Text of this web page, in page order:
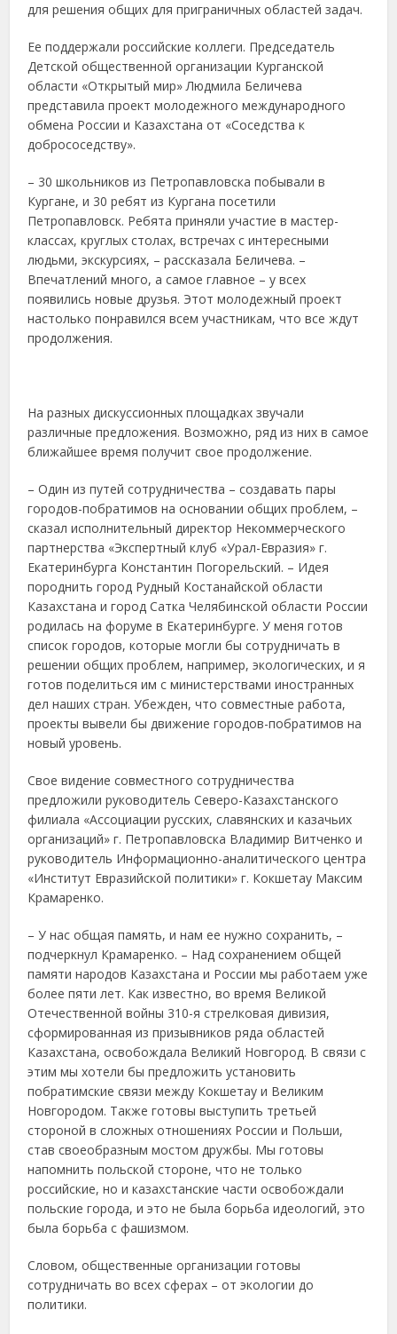
для решения общих для приграничных областей задач.
Ее поддержали российские коллеги. Председатель
Детской общественной организации Курганской
области «Открытый мир» Людмила Беличева
представила проект молодежного международного
обмена России и Казахстана от «Соседства к
добрососедству».
– 30 школьников из Петропавловска побывали в
Кургане, и 30 ребят из Кургана посетили
Петропавловск. Ребята приняли участие в мастер-
классах, круглых столах, встречах с интересными
людьми, экскурсиях, – рассказала Беличева. –
Впечатлений много, а самое главное – у всех
появились новые друзья. Этот молодежный проект
настолько понравился всем участникам, что все ждут
продолжения.
На разных дискуссионных площадках звучали
различные предложения. Возможно, ряд из них в самое
ближайшее время получит свое продолжение.
– Один из путей сотрудничества – создавать пары
городов-побратимов на основании общих проблем, –
сказал исполнительный директор Некоммерческого
партнерства «Экспертный клуб «Урал-Евразия» г.
Екатеринбурга Константин Погорельский. – Идея
породнить город Рудный Костанайской области
Казахстана и город Сатка Челябинской области России
родилась на форуме в Екатеринбурге. У меня готов
список городов, которые могли бы сотрудничать в
решении общих проблем, например, экологических, и я
готов поделиться им с министерствами иностранных
дел наших стран. Убежден, что совместные работа,
проекты вывели бы движение городов-побратимов на
новый уровень.
Свое видение совместного сотрудничества
предложили руководитель Северо-Казахстанского
филиала «Ассоциации русских, славянских и казачьих
организаций» г. Петропавловска Владимир Витченко и
руководитель Информационно-аналитического центра
«Институт Евразийской политики» г. Кокшетау Максим
Крамаренко.
– У нас общая память, и нам ее нужно сохранить, –
подчеркнул Крамаренко. – Над сохранением общей
памяти народов Казахстана и России мы работаем уже
более пяти лет. Как известно, во время Великой
Отечественной войны 310-я стрелковая дивизия,
сформированная из призывников ряда областей
Казахстана, освобождала Великий Новгород. В связи с
этим мы хотели бы предложить установить
побратимские связи между Кокшетау и Великим
Новгородом. Также готовы выступить третьей
стороной в сложных отношениях России и Польши,
став своеобразным мостом дружбы. Мы готовы
напомнить польской стороне, что не только
российские, но и казахстанские части освобождали
польские города, и это не была борьба идеологий, это
была борьба с фашизмом.
Словом, общественные организации готовы
сотрудничать во всех сферах – от экологии до
политики.